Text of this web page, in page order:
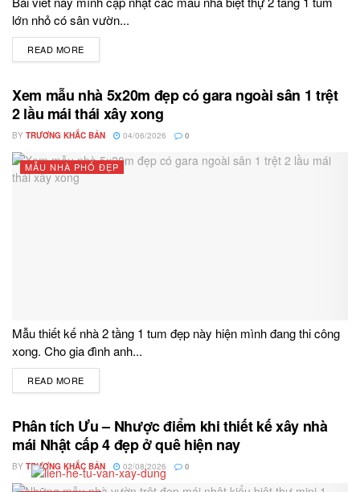
lớn nhỏ có sân vườn...
READ MORE
Xem mẫu nhà 5x20m đẹp có gara ngoài sân 1 trệt
2 lầu mái thái xây xong
BY TRƯƠNG KHẮC BẢN 04/06/2026 0
MẪU NHÀ PHỐ ĐẸP
Mẫu thiết kế nhà 2 tầng 1 tum đẹp này hiện mình đang thi công
xong. Cho gia đình anh...
READ MORE
Phân tích Ưu – Nhược điểm khi thiết kế xây nhà
mái Nhật cấp 4 đẹp ở quê hiện nay
BY TRƯƠNG KHẮC BẢN 02/08/2026 0